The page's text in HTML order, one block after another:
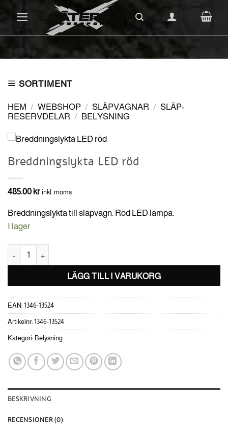
SORTIMENT
HEM / WEBSHOP / SLÄPVAGNAR / SLÄP-
RESERVDELAR / BELYSNING
Breddningslykta LED röd
485.00 kr inkl. moms
Breddningslykta till släpvagn. Röd LED lampa.
I lager
Breddningslykta LED röd mängd
LÄGG TILL I VARUKORG
EAN: 1346-13524
Artikelnr: 1346-13524
Kategori: Belysning
BESKRIVNING
RECENSIONER (0)